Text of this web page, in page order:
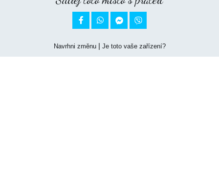
 
Navrhni změnu| Je toto vaše zařízení?